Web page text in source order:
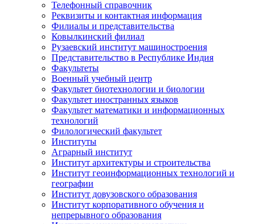
Телефонный справочник
Реквизиты и контактная информация
Филиалы и представительства
Ковылкинский филиал
Рузаевский институт машиностроения
Представительство в Республике Индия
Факультеты
Военный учебный центр
Факультет биотехнологии и биологии
Факультет иностранных языков
Факультет математики и информационных
технологий
Филологический факультет
Институты
Аграрный институт
Институт архитектуры и строительства
Институт геоинформационных технологий и
географии
Институт довузовского образования
Институт корпоративного обучения и
непрерывного образования